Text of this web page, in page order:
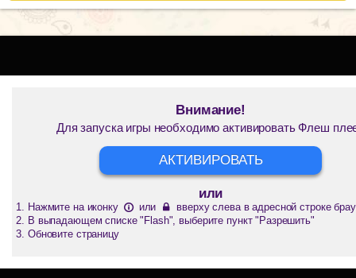
Внимание!
Для запуска игры необходимо активировать Флеш
АКТИВИРОВАТЬ
или
Нажмите на иконку или
вверху слева в адресной строке
В выпадающем списке "Flash", выберите пункт "Разрешить"
Обновите страницу